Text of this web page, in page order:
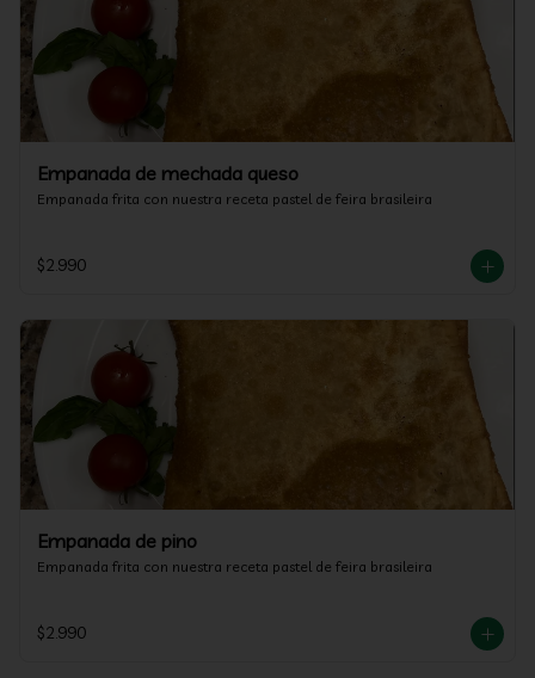
Empanada de mechada queso
Empanada frita con nuestra receta pastel de feira brasileira
$2.990
Empanada de pino
Empanada frita con nuestra receta pastel de feira brasileira
$2.990